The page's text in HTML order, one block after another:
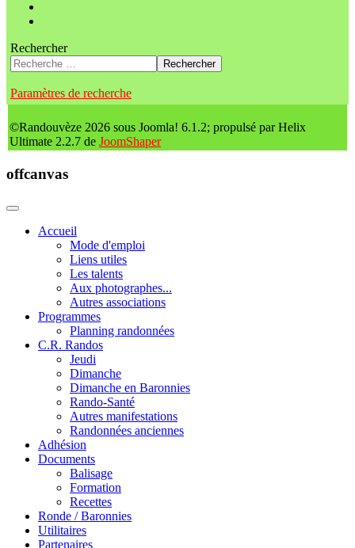
Rechercher
Rechercher
Paramètres de recherche
©Randouvèze 2026 sous Joomla! 6.1.2; propulsé par Helix
Ultimate 2.2.7 de JoomShaper
offcanvas
Accueil
Mode d'emploi
Liens utiles
Les talents
Aux photographes...
Autres associations
Programmes
Planning randonnées
C.R. Randos
Jeudi
Dimanche
Dimanche en Baronnies
Rando-Santé
Autres manifestations
Randonnées anciennes
Adhésion
Documents
Balisage
Formation
Recettes
Ronde / Baronnies
Utilitaires
Partenaires